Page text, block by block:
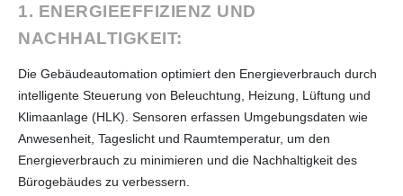
1. ENERGIEEFFIZIENZ UND
NACHHALTIGKEIT:
Die Gebäudeautomation optimiert den Energieverbrauch durch
intelligente Steuerung von Beleuchtung, Heizung, Lüftung und
Klimaanlage (HLK). Sensoren erfassen Umgebungsdaten wie
Anwesenheit, Tageslicht und Raumtemperatur, um den
Energieverbrauch zu minimieren und die Nachhaltigkeit des
Bürogebäudes zu verbessern.